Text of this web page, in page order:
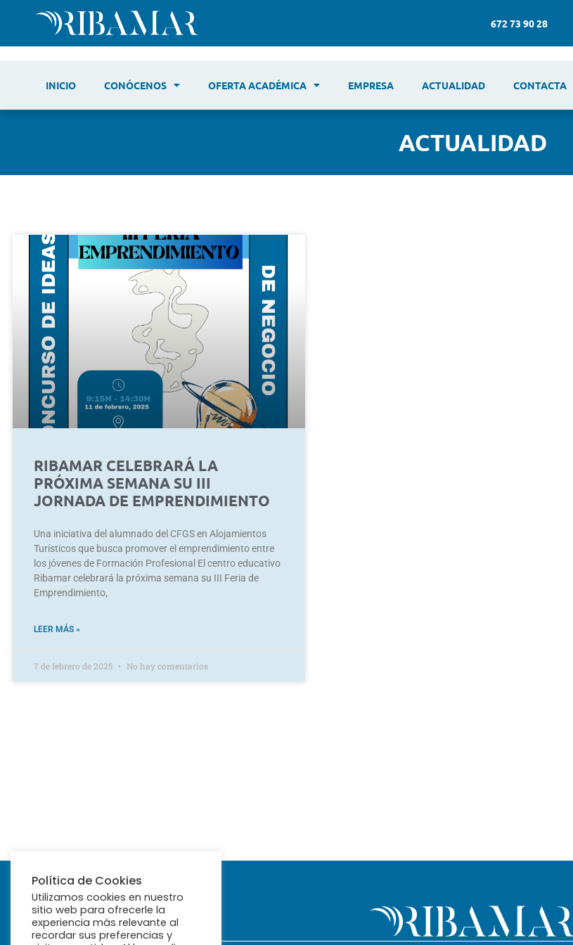
672 73 90 28
INICIO CONÓCENOS OFERTA ACADÉMICA EMPRESA ACTUALIDAD CONTACTA
ACTUALIDAD
RIBAMAR CELEBRARÁ LA
PRÓXIMA SEMANA SU III
JORNADA DE EMPRENDIMIENTO
Una iniciativa del alumnado del CFGS en Alojamientos
Turísticos que busca promover el emprendimiento entre
los jóvenes de Formación Profesional El centro educativo
Ribamar celebrará la próxima semana su III Feria de
Emprendimiento,
LEER MÁS »
7 de febrero de 2025 No hay comentarios
Política de Cookies
Utilizamos cookies en nuestro
sitio web para ofrecerle la
experiencia más relevante al
recordar sus preferencias y